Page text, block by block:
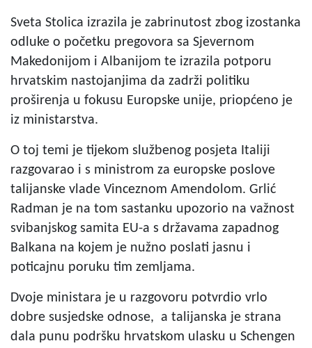
Sveta Stolica izrazila je zabrinutost zbog izostanka
odluke o početku pregovora sa Sjevernom
Makedonijom i Albanijom te izrazila potporu
hrvatskim nastojanjima da zadrži politiku
proširenja u fokusu Europske unije, priopćeno je
iz ministarstva.
O toj temi je tijekom službenog posjeta Italiji
razgovarao i s ministrom za europske poslove
talijanske vlade Vinceznom Amendolom. Grlić
Radman je na tom sastanku upozorio na važnost
svibanjskog samita EU-a s državama zapadnog
Balkana na kojem je nužno poslati jasnu i
poticajnu poruku tim zemljama.
Dvoje ministara je u razgovoru potvrdio vrlo
dobre susjedske odnose, a talijanska je strana
dala punu podršku hrvatskom ulasku u Schengen